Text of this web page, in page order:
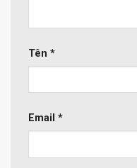
Tên *
Email *